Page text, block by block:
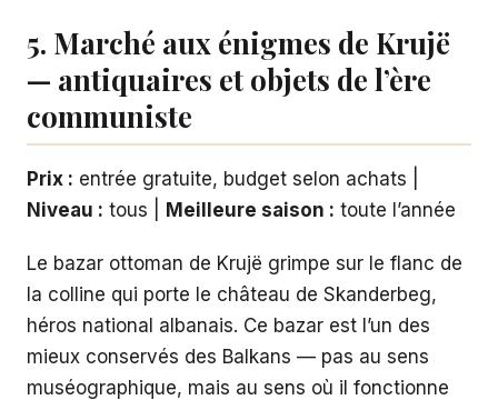
5. Marché aux énigmes de Krujë
— antiquaires et objets de l’ère
communiste
Prix : entrée gratuite, budget selon achats |
Niveau : tous | Meilleure saison : toute l’année
Le bazar ottoman de Krujë grimpe sur le flanc de
la colline qui porte le château de Skanderbeg,
héros national albanais. Ce bazar est l’un des
mieux conservés des Balkans — pas au sens
muséographique, mais au sens où il fonctionne